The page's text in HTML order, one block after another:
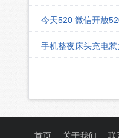
今天520 微信开放
手机整夜床头充电
首页 关于我们 联